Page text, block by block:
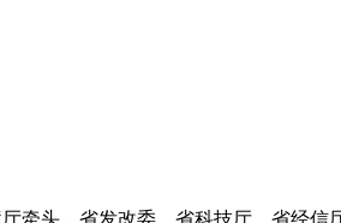
牵头，省发改委、省科技厅、省经